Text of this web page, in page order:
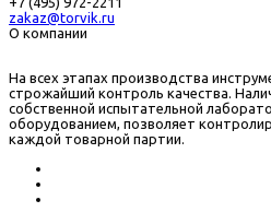
zakaz@torvik.ru
О компании
На всех этапах производства
строжайший контроль качества.
собственной испытательной
оборудованием, позволяет
каждой товарной партии.